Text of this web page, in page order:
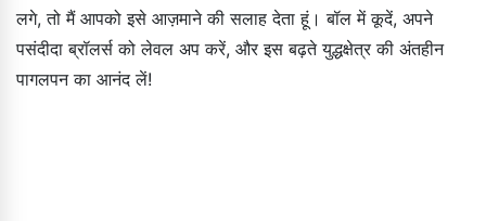
लगे, तो मैं आपको इसे आज़माने की सलाह देता हूं। बॉल में कूदें, अपने
पसंदीदा ब्रॉलर्स को लेवल अप करें, और इस बढ़ते युद्धक्षेत्र की अंतहीन
पागलपन का आनंद लें!